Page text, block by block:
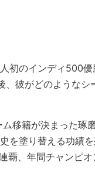
初のインディ500優
、彼がどのようなシ
移籍が決まった琢
を塗り替える功績
覇、年間チャンピ